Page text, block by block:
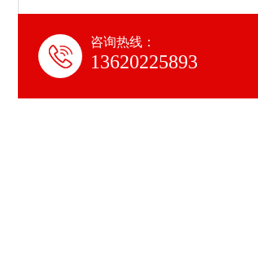
咨询热线：
13620225893